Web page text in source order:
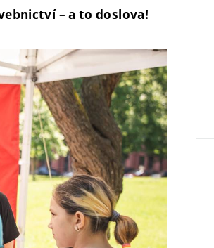
– a to doslova!